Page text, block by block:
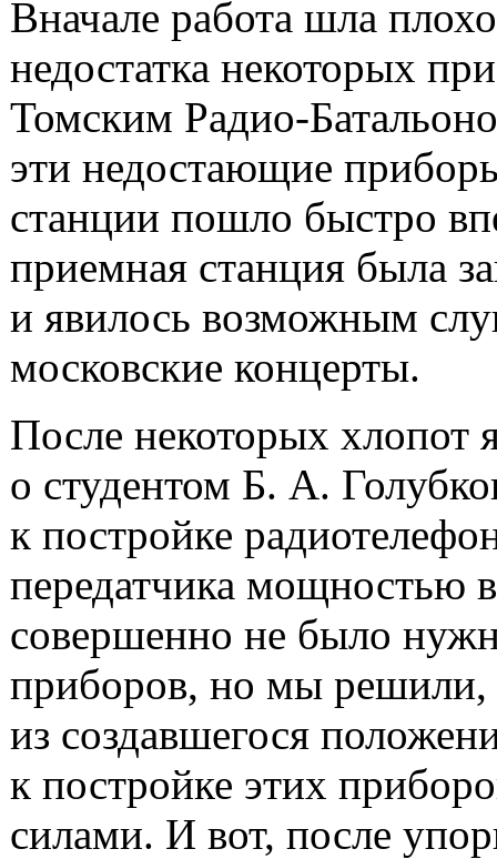
Вначале работа шла
недостатка некоторых
Томским Радио-
эти недостающие
станции пошло быстро
приемная станция была
и явилось возможным
московские концерты.
После некоторых хлопот
о студентом Б. А.
к постройке
передатчика мощностью
совершенно не было
приборов, но мы решили,
из создавшегося
к постройке этих
силами. И вот, после